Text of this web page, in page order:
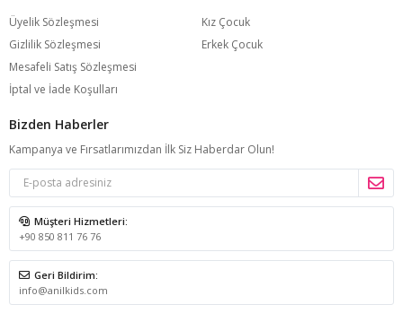
Üyelik Sözleşmesi
Gizlilik Sözleşmesi
Mesafeli Satış Sözleşmesi
İptal ve İade Koşulları
Kız Çocuk
Erkek Çocuk
Bizden Haberler
Kampanya ve Fırsatlarımızdan İlk Siz Haberdar Olun!
Müşteri Hizmetleri:
+90 850 811 76 76
Geri Bildirim:
info@anilkids.com